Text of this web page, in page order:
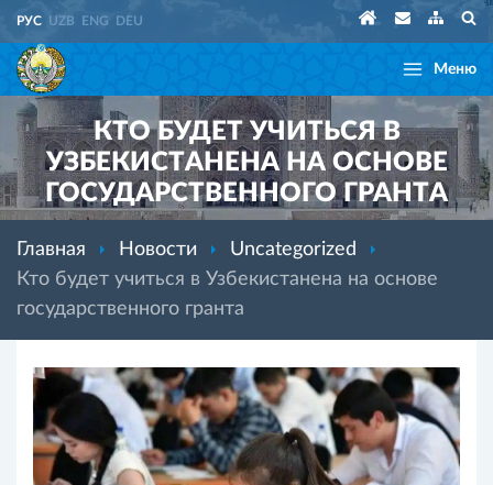
РУС UZB ENG DEU
Меню
КТО БУДЕТ УЧИТЬСЯ В
УЗБЕКИСТАНЕНА НА ОСНОВЕ
ГОСУДАРСТВЕННОГО ГРАНТА
Главная Новости
Uncategorized
Кто будет учиться в Узбекистанена на основе
государственного гранта